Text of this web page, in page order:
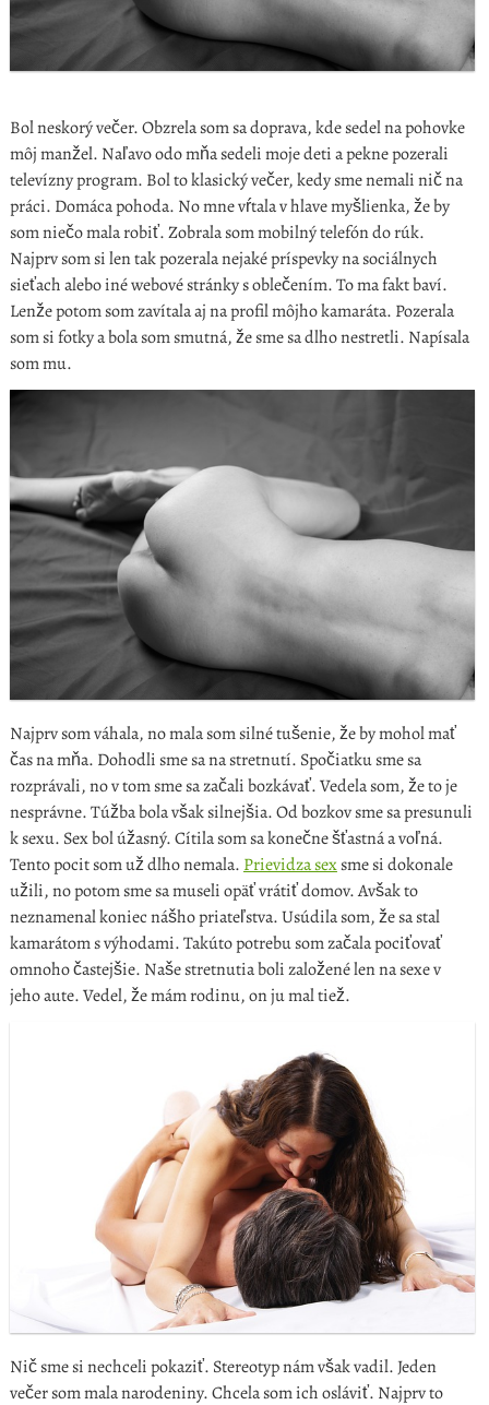
Bol neskorý večer. Obzrela som sa doprava, kde sedel na pohovke
môj manžel. Naľavo odo mňa sedeli moje deti a pekne pozerali
televízny program. Bol to klasický večer, kedy sme nemali nič na
práci. Domáca pohoda. No mne vŕtala v hlave myšlienka, že by
som niečo mala robiť. Zobrala som mobilný telefón do rúk.
Najprv som si len tak pozerala nejaké príspevky na sociálnych
sieťach alebo iné webové stránky s oblečením. To ma fakt baví.
Lenže potom som zavítala aj na profil môjho kamaráta. Pozerala
som si fotky a bola som smutná, že sme sa dlho nestretli. Napísala
som mu.
Najprv som váhala, no mala som silné tušenie, že by mohol mať
čas na mňa. Dohodli sme sa na stretnutí. Spočiatku sme sa
rozprávali, no v tom sme sa začali bozkávať. Vedela som, že to je
nesprávne. Túžba bola však silnejšia. Od bozkov sme sa presunuli
k sexu. Sex bol úžasný. Cítila som sa konečne šťastná a voľná.
Tento pocit som už dlho nemala. Prievidza sexsme si dokonale
užili, no potom sme sa museli opäť vrátiť domov. Avšak to
neznamenal koniec nášho priateľstva. Usúdila som, že sa stal
kamarátom s výhodami. Takúto potrebu som začala pociťovať
omnoho častejšie. Naše stretnutia boli založené len na sexe v
jeho aute. Vedel, že mám rodinu, on ju mal tiež.
Nič sme si nechceli pokaziť. Stereotyp nám však vadil. Jeden
večer som mala narodeniny. Chcela som ich osláviť. Najprv to